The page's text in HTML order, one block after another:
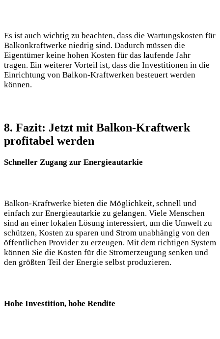
Es ist auch wichtig zu beachten, dass die Wartungskosten für
Balkonkraftwerke niedrig sind. Dadurch müssen die
Eigentümer keine hohen Kosten für das laufende Jahr
tragen. Ein weiterer Vorteil ist, dass die Investitionen in die
Einrichtung von Balkon-Kraftwerken besteuert werden
können.
8. Fazit: Jetzt mit Balkon-Kraftwerk
profitabel werden
Schneller Zugang zur Energieautarkie
Balkon-Kraftwerke bieten die Möglichkeit, schnell und
einfach zur Energieautarkie zu gelangen. Viele Menschen
sind an einer lokalen Lösung interessiert, um die Umwelt zu
schützen, Kosten zu sparen und Strom unabhängig von den
öffentlichen Provider zu erzeugen. Mit dem richtigen System
können Sie die Kosten für die Stromerzeugung senken und
den größten Teil der Energie selbst produzieren.
Hohe Investition, hohe Rendite